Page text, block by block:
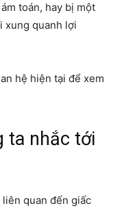
toán, hay bị một
xung quanh lợi
hệ hiện tại để xem
ta nhắc tới
quan đến giấc